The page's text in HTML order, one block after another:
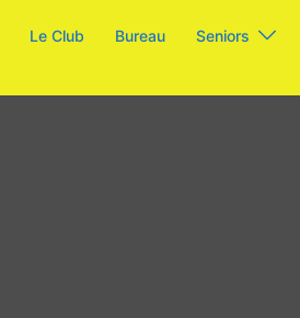
Le Club Bureau Seniors